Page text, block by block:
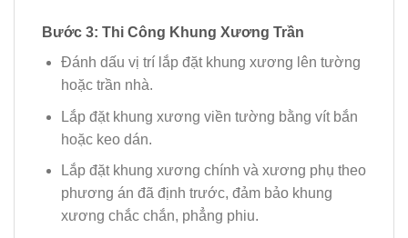
Bước 3: Thi Công Khung Xương Trần
Đánh dấu vị trí lắp đặt khung xương lên tường
hoặc trần nhà.
Lắp đặt khung xương viền tường bằng vít bắn
hoặc keo dán.
Lắp đặt khung xương chính và xương phụ theo
phương án đã định trước, đảm bảo khung
xương chắc chắn, phẳng phiu.